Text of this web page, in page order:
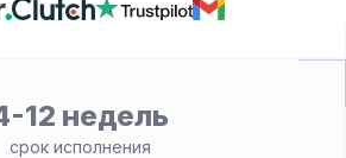
12 недель
срок исполнения